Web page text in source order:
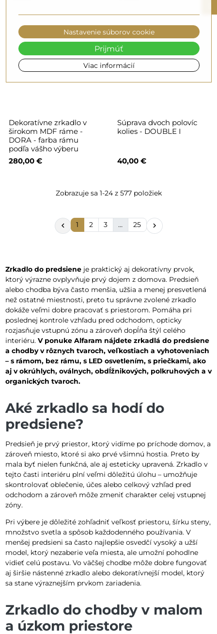
Dekoratívne zrkadlo v
širokom MDF ráme -
DORA - farba rámu
podľa vášho výberu
280,00 €
Súprava dvoch polovíc
kolies - DOUBLE I
40,00 €
Zobrazuje sa 1-24 z 577 položiek
 1 2 3 … 25 
Zrkadlo do predsieneje praktický aj dekoratívny prvok,
ktorý výrazne ovplyvňuje prvý dojem z domova. Predsieň
alebo chodba býva často menšia, užšia a menej presvetlená
než ostatné miestnosti, preto tu správne zvolené zrkadlo
dokáže veľmi dobre pracovať s priestorom. Pomáha pri
poslednej kontrole vzhľadu pred odchodom, opticky
rozjasňuje vstupnú zónu a zároveň dopĺňa štýl celého
interiéru. V ponuke Alfaram nájdete zrkadlá do predsiene
a chodby v rôznych tvaroch, veľkostiach a vyhotoveniach
– s rámom, bez rámu, s LED osvetlením, s priečkami, ako
aj v okrúhlych, oválnych, obdĺžnikových, polkruhových a v
organických tvaroch.
Aké zrkadlo sa hodí do
predsiene?
Predsieň je prvý priestor, ktorý vidíme po príchode domov, a
zároveň miesto, ktoré si ako prvé všimnú hostia. Preto by
mala byť nielen funkčná, ale aj esteticky upravená. Zrkadlo v
tejto časti interiéru plní veľmi dôležitú úlohu – umožňuje
skontrolovať oblečenie, účes alebo celkový vzhľad pred
odchodom a zároveň môže zmeniť charakter celej vstupnej
zóny.
Pri výbere je dôležité zohľadniť veľkosť priestoru, šírku steny,
množstvo svetla a spôsob každodenného používania. V
menšej predsieni sa často najlepšie osvedčí vysoký a užší
model, ktorý nezaberie veľa miesta, ale umožní pohodlne
vidieť celú postavu. Vo väčšej chodbe môže dobre fungovať
aj širšie nástenné zrkadlo alebo dekoratívnejší model, ktorý
sa stane výraznejším prvkom zariadenia.
Zrkadlo do chodby v malom
a úzkom priestore
Viac informácií
Nastavenie súborov cookie
Prijmúť